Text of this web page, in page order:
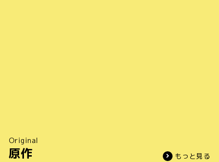
Original
原作 もっと見る